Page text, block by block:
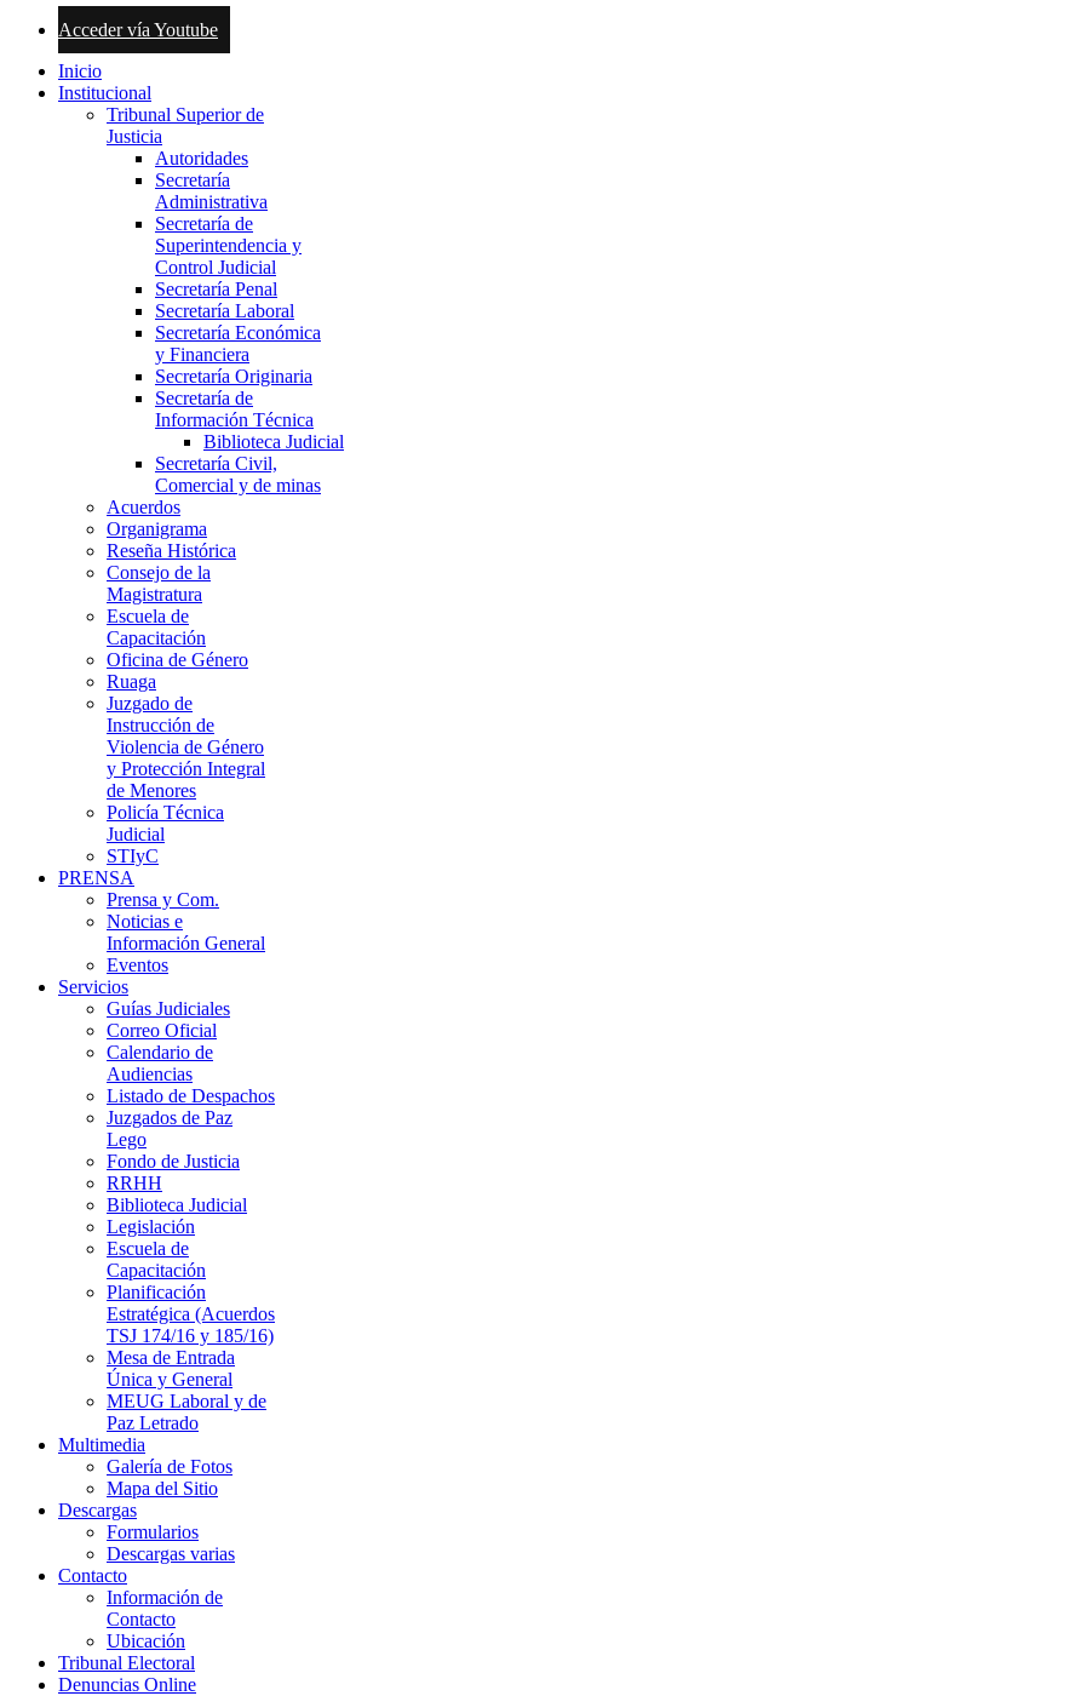
Acceder vía Youtube
Inicio
Institucional
Tribunal Superior de
Justicia
Autoridades
Secretaría
Administrativa
Secretaría de
Superintendencia y
Control Judicial
Secretaría Penal
Secretaría Laboral
Secretaría Económica
y Financiera
Secretaría Originaria
Secretaría de
Información Técnica
Biblioteca Judicial
Secretaría Civil,
Comercial y de minas
Acuerdos
Organigrama
Reseña Histórica
Consejo de la
Magistratura
Escuela de
Capacitación
Oficina de Género
Ruaga
Juzgado de
Instrucción de
Violencia de Género
y Protección Integral
de Menores
Policía Técnica
Judicial
STIyC
PRENSA
Prensa y Com.
Noticias e
Información General
Eventos
Servicios
Guías Judiciales
Correo Oficial
Calendario de
Audiencias
Listado de Despachos
Juzgados de Paz
Lego
Fondo de Justicia
RRHH
Biblioteca Judicial
Legislación
Escuela de
Capacitación
Planificación
Estratégica (Acuerdos
TSJ 174/16 y 185/16)
Mesa de Entrada
Única y General
MEUG Laboral y de
Paz Letrado
Multimedia
Galería de Fotos
Mapa del Sitio
Descargas
Formularios
Descargas varias
Contacto
Información de
Contacto
Ubicación
Tribunal Electoral
Denuncias Online